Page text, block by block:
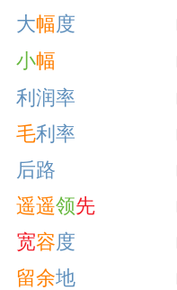
大幅度
小幅
利 润率
毛利 率
后路
遥遥领先
宽容度
留余地